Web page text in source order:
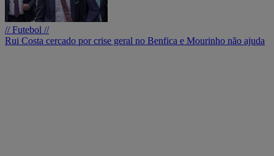
// Futebol //
Rui Costa cercado por crise geral no Benfica e Mourinho não ajuda